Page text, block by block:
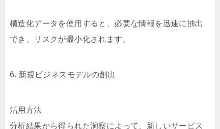
構造化データを使用すると、必要な情報を迅速に抽出
でき、リスクが最小化されます。
6. 新規ビジネスモデルの創出
活用方法
分析結果から得られた洞察によって、新しいサービス